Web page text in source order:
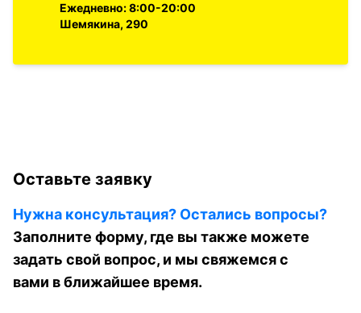
Ежедневно: 8:00-20:00
Шемякина, 290
Оставьте заявку
Нужна консультация? Остались вопросы?
Заполните форму, где вы также можете
задать свой вопрос, и мы свяжемся с
вами в ближайшее время.